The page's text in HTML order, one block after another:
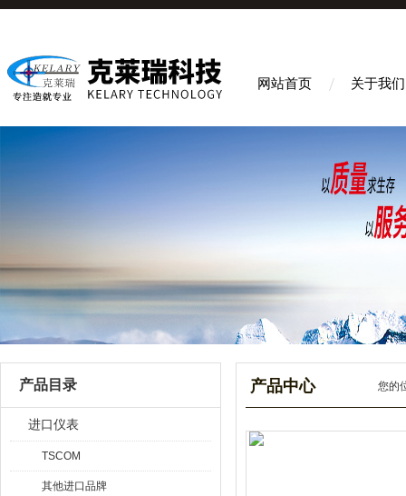
网站首页 关于我们
产品目录
进口仪表
TSCOM
其他进口品牌
产品中心 您的